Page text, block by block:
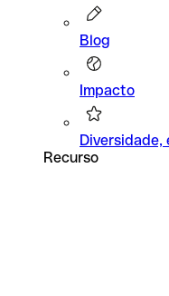
Blog
Impacto
Diversidade,
Recurso